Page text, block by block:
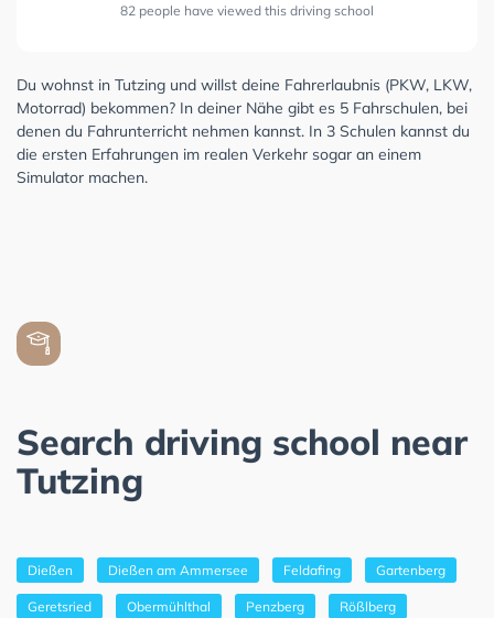
82 people have viewed this driving school
Du wohnst in Tutzing und willst deine Fahrerlaubnis (PKW, LKW,
Motorrad) bekommen? In deiner Nähe gibt es 5 Fahrschulen, bei
denen du Fahrunterricht nehmen kannst. In 3 Schulen kannst du
die ersten Erfahrungen im realen Verkehr sogar an einem
Simulator machen.
Search driving school near
Tutzing
Dießen Dießen am Ammersee Feldafing Gartenberg
Geretsried Obermühlthal Penzberg Rößlberg